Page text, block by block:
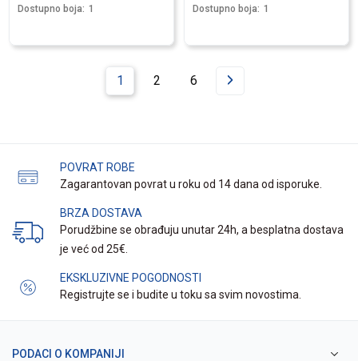
Dostupno boja: 1 Dostupno boja: 1
1 2 6
POVRAT ROBE
Zagarantovan povrat u roku od 14 dana od isporuke.
BRZA DOSTAVA
Porudžbine se obrađuju unutar 24h, a besplatna dostava
je već od 25€.
EKSKLUZIVNE POGODNOSTI
Registrujte se i budite u toku sa svim novostima.
PODACI O KOMPANIJI